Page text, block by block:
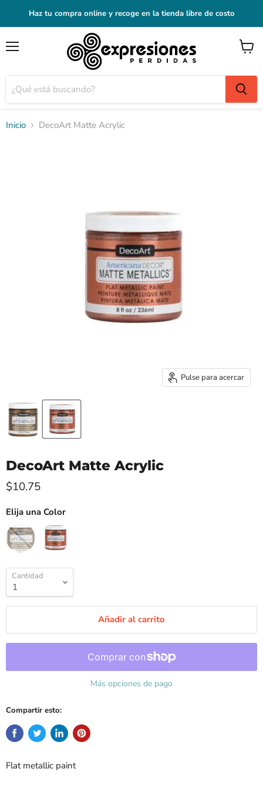
Haz tu compra online y recoge en la tienda libre de costo
Ver
Inicio DecoArt Matte Acrylic
Pulse para acercar
DecoArt Matte Acrylic
Precio actual
$10.75
Elija una Color
Cantidad
Añadir al carrito
Más opciones de pago
Compartir esto:
Flat metallic paint